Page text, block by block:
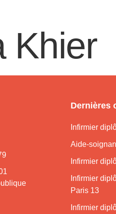
Khier
Dernières
Infirmier
Aide-
Infirmier
Infirmier
Paris 13
Infirmier